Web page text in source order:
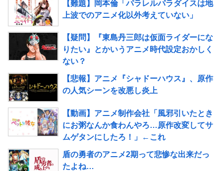
【難題】岡本倫「パラレルパラダイスは地
上波でのアニメ化以外考えていない」
【疑問】『東島丹三郎は仮面ライダーにな
りたい』とかいうアニメ時代設定おかしく
ない？
【悲報】アニメ『シャドーハウス』、原作
の人気シーンを改悪し炎上
【動画】アニメ制作会社「風邪引いたとき
にお粥なんか食わんやろ…原作改変してサ
ムゲタンにしたろ！」←これ
盾の勇者のアニメ2期って悲惨な出来だっ
たよね…